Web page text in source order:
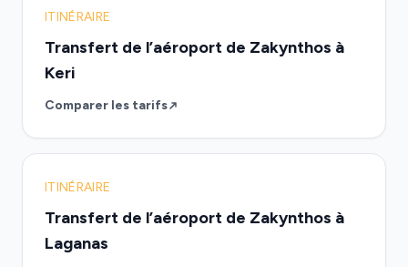
ITINÉRAIRE
Transfert de l’aéroport de Zakynthos à
Keri
Comparer les tarifs
ITINÉRAIRE
Transfert de l’aéroport de Zakynthos à
Laganas